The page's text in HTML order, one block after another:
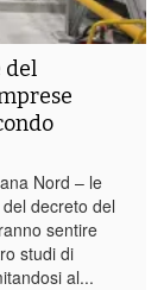
del
Nord – le
decreto del
sentire
studi di
al...